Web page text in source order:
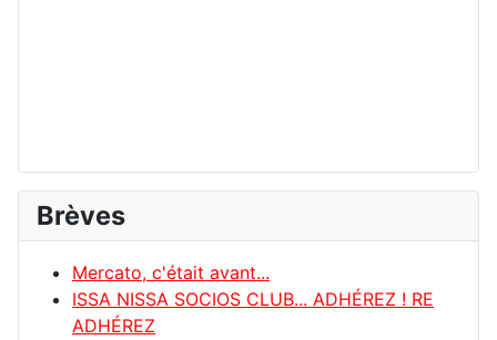
Brèves
Mercato, c'était avant...
ISSA NISSA SOCIOS CLUB... ADHÉREZ ! RE
ADHÉREZ